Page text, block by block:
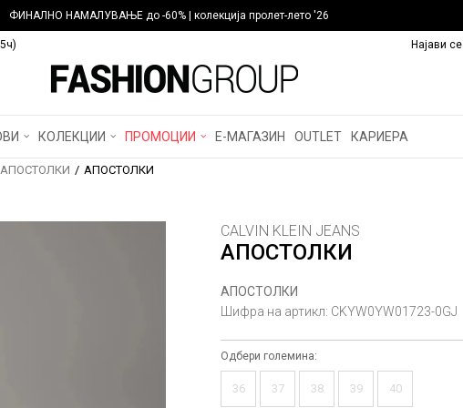
ФИНАЛНО НАМАЛУВАЊЕ до -60% | колекција пролет-лето '26
Најави се
КОЛЕКЦИИ ПРОМОЦИИ Е-МАГАЗИН OUTLET КАРИЕРА
АПОСТОЛКИ АПОСТОЛКИ
CALVIN KLEIN JEANS
АПОСТОЛКИ
АПОСТОЛКИ
Шифра на артикл: CKYW0YW01723-0GJ
Одбери големина:
36 37 38 39 40